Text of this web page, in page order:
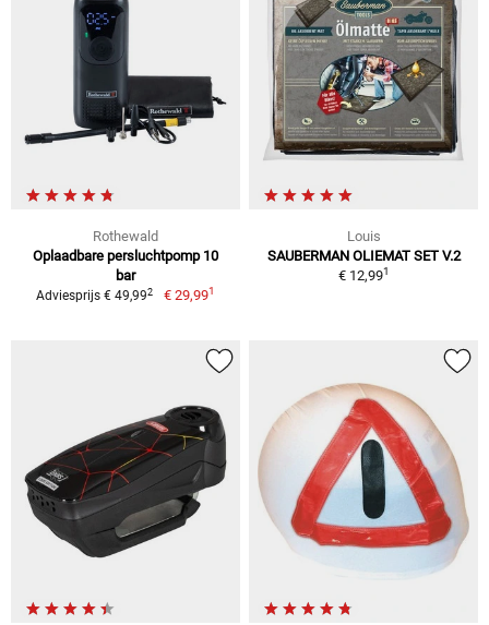
Rothewald
Oplaadbare persluchtpomp 10
bar
Adviesprijs € 49,992 € 29,991
Louis
SAUBERMAN OLIEMAT SET V.2
€ 12,991